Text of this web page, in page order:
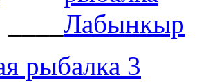
рыбалка 3